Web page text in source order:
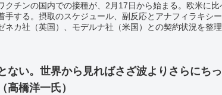
クチンの国内での接種が、2月17日から始まる。欧米に
手する。摂取のスケジュール、副反応とアナフィラキシ
ネカ社（英国）、モデルナ社（米国）との契約状況を整理
ない。世界から見ればさざ波よりさらにち
高橋洋一氏）